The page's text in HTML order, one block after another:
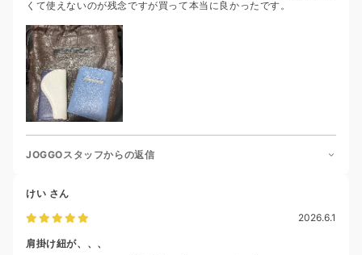
くて使えないのが残念ですが買って本当に良かったです。
JOGGOスタッフからの返信
けい さん
2026.6.1
肩掛け紐が、、、